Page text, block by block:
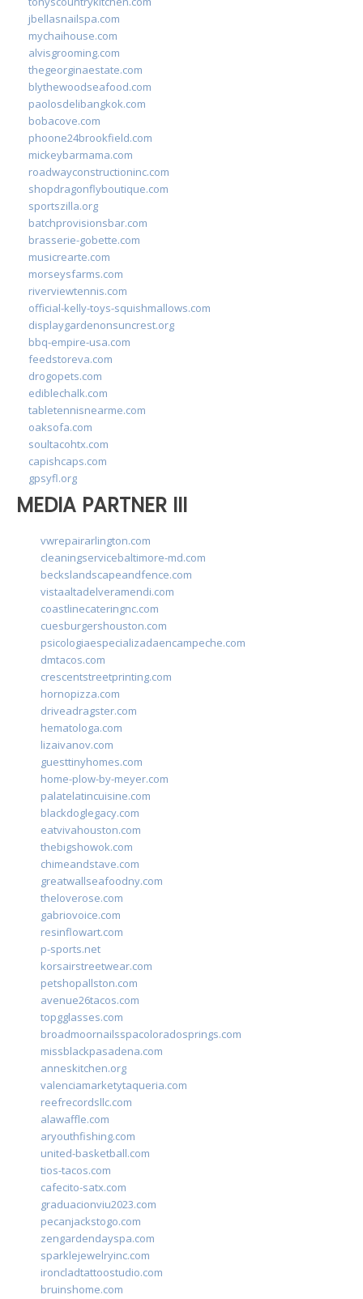
jbellasnailspa.com
mychaihouse.com
alvisgrooming.com
thegeorginaestate.com
blythewoodseafood.com
paolosdelibangkok.com
bobacove.com
phoone24brookfield.com
mickeybarmama.com
roadwayconstructioninc.com
shopdragonflyboutique.com
sportszilla.org
batchprovisionsbar.com
brasserie-gobette.com
musicrearte.com
morseysfarms.com
riverviewtennis.com
official-kelly-toys-squishmallows.com
displaygardenonsuncrest.org
bbq-empire-usa.com
feedstoreva.com
drogopets.com
ediblechalk.com
tabletennisnearme.com
oaksofa.com
soultacohtx.com
capishcaps.com
gpsyfl.org
MEDIA PARTNER III
vwrepairarlington.com
cleaningservicebaltimore-md.com
beckslandscapeandfence.com
vistaaltadelveramendi.com
coastlinecateringnc.com
cuesburgershouston.com
psicologiaespecializadaencampeche.com
dmtacos.com
crescentstreetprinting.com
hornopizza.com
driveadragster.com
hematologa.com
lizaivanov.com
guesttinyhomes.com
home-plow-by-meyer.com
palatelatincuisine.com
blackdoglegacy.com
eatvivahouston.com
thebigshowok.com
chimeandstave.com
greatwallseafoodny.com
theloverose.com
gabriovoice.com
resinflowart.com
p-sports.net
korsairstreetwear.com
petshopallston.com
avenue26tacos.com
topgglasses.com
broadmoornailsspacoloradosprings.com
missblackpasadena.com
anneskitchen.org
valenciamarketytaqueria.com
reefrecordsllc.com
alawaffle.com
aryouthfishing.com
united-basketball.com
tios-tacos.com
cafecito-satx.com
graduacionviu2023.com
pecanjackstogo.com
zengardendayspa.com
sparklejewelryinc.com
ironcladtattoostudio.com
bruinshome.com